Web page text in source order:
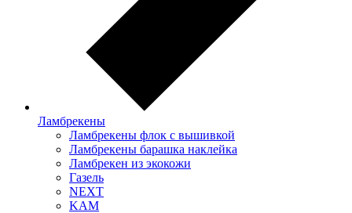
Ламбрекены
Ламбрекены флок с вышивкой
Ламбрекены барашка наклейка
Ламбрекен из экокожи
Газель
NEXT
KAM